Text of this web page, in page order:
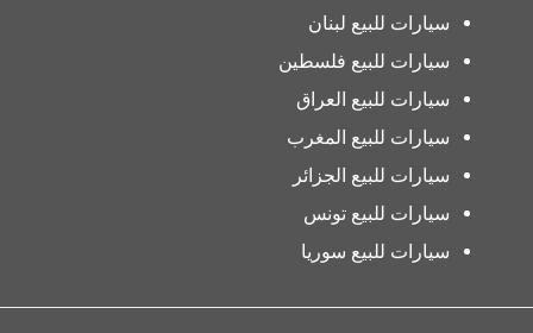
سيارات للبيع لبنان
سيارات للبيع فلسطين
سيارات للبيع العراق
سيارات للبيع المغرب
سيارات للبيع الجزائر
سيارات للبيع تونس
سيارات للبيع سوريا